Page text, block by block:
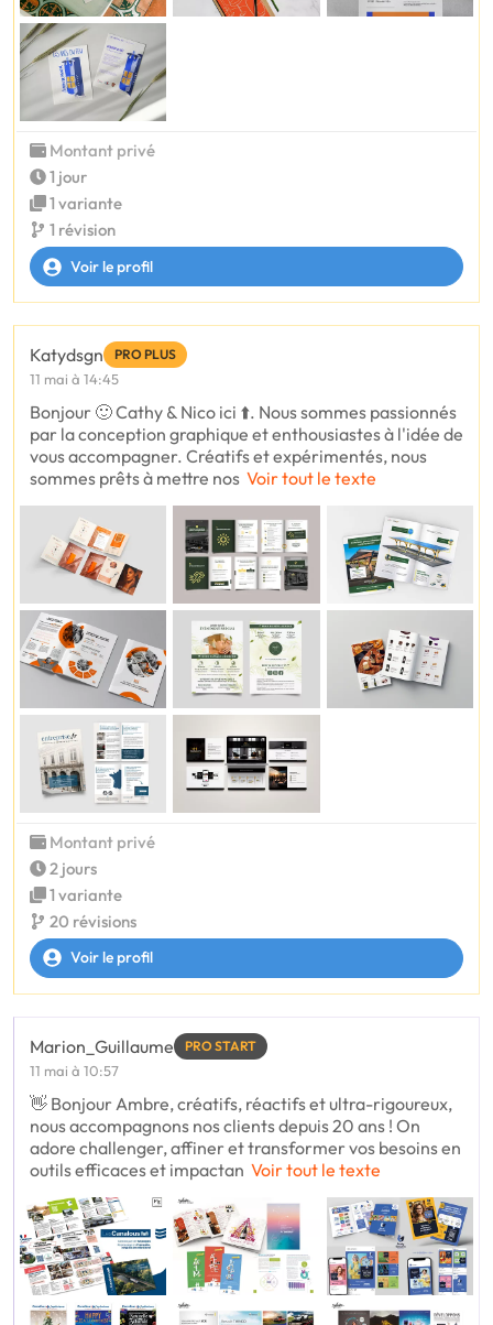
Montant privé
1 jour
1 variante
1 révision
Voir le profil
Katydsgn PRO PLUS
11 mai à 14:45
Bonjour 🙂 Cathy & Nico ici ⬆️. Nous sommes passionnés
par la conception graphique et enthousiastes à l'idée de
vous accompagner. Créatifs et expérimentés, nous
sommes prêts à mettre nos Voir tout le texte
Montant privé
2 jours
1 variante
20 révisions
Voir le profil
Marion_Guillaume PRO START
11 mai à 10:57
👋 Bonjour Ambre, créatifs, réactifs et ultra-rigoureux,
nous accompagnons nos clients depuis 20 ans ! On
adore challenger, affiner et transformer vos besoins en
outils efficaces et impactan Voir tout le texte